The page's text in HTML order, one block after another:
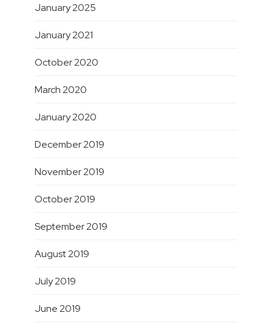
January 2025
January 2021
October 2020
March 2020
January 2020
December 2019
November 2019
October 2019
September 2019
August 2019
July 2019
June 2019